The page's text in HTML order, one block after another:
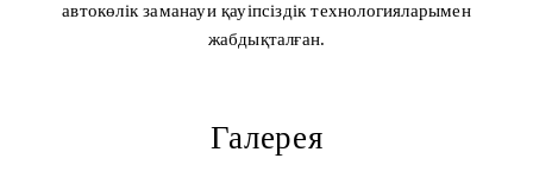
автокөлік заманауи қауіпсіздік технологияларымен
жабдықталған.
Галерея